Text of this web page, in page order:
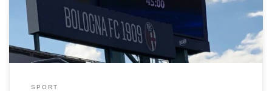
pubblico al Dall’Ara chiuso da […]
SPORT